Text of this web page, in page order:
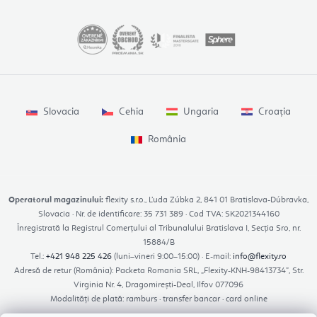
Slovacia Cehia Ungaria Croația
România
Operatorul magazinului: flexity s.r.o., Ľuda Zúbka 2, 841 01 Bratislava-Dúbravka,
Slovacia · Nr. de identificare: 35 731 389 · Cod TVA: SK2021344160
Înregistrată la Registrul Comerțului al Tribunalului Bratislava I, Secția Sro, nr.
15884/B
Tel.: +421 948 225 426 (luni–vineri 9:00–15:00) · E-mail: info@flexity.ro
Adresă de retur (România): Packeta Romania SRL, „Flexity-KNH-98413734”, Str.
Virginia Nr. 4, Dragomirești-Deal, Ilfov 077096
Modalități de plată: ramburs · transfer bancar · card online